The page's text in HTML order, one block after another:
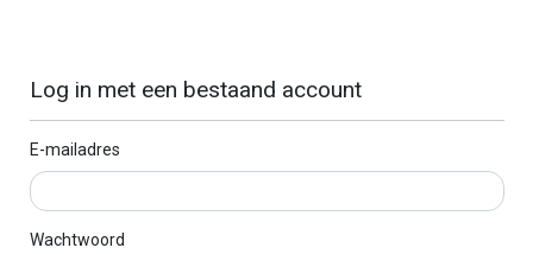
Log in met een bestaand account
E-mailadres
Wachtwoord